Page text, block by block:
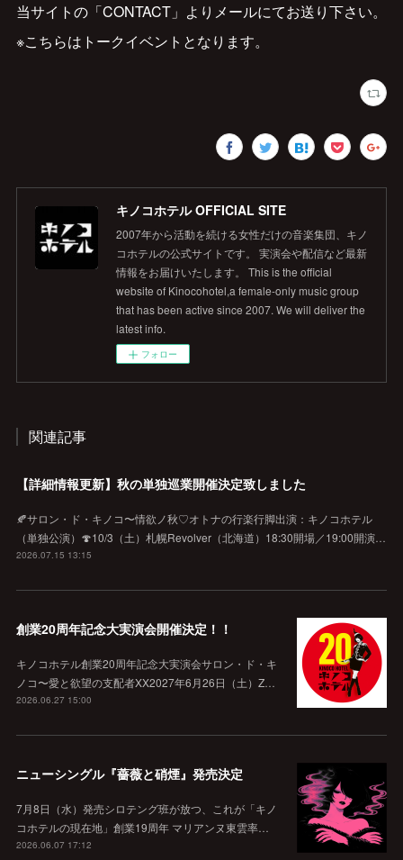
当サイトの「CONTACT」よりメールにてお送り下さい。
※こちらはトークイベントとなります。
キノコホテル OFFICIAL SITE
2007年から活動を続ける女性だけの音楽集団、キノ
コホテルの公式サイトです。 実演会や配信など最新
情報をお届けいたします。 This is the official
website of Kinocohotel,a female-only music group
that has been active since 2007. We will deliver the
latest info.
フォロー
関連記事
【詳細情報更新】秋の単独巡業開催決定致しました
🍂サロン・ド・キノコ〜情欲ノ秋♡オトナの行楽行脚出演：キノコホテル
（単独公演）🍄10/3（土）札幌Revolver（北海道）18:30開場／19:00開演…
2026.07.15 13:15
創業20周年記念大実演会開催決定！！
キノコホテル創業20周年記念大実演会サロン・ド・キ
ノコ〜愛と欲望の支配者XX2027年6月26日（土）Z…
2026.06.27 15:00
ニューシングル『薔薇と硝煙』発売決定
7月8日（水）発売シロテング班が放つ、これが「キノ
コホテルの現在地」創業19周年 マリアンヌ東雲率…
2026.06.07 17:12